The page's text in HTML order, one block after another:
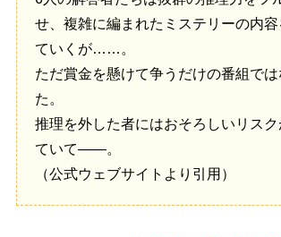
せ、複雑に編まれたミステリーの内容
ていくが……。
ただ賞金を懸けて争うだけの番組では
た。
推理を外した者にはおそろしいリス
ていて――。
（公式ウェブサイトより引用）